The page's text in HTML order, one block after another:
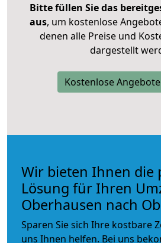
Bitte füllen Sie das
aus, um kostenlose
denen alle Preise und
dargestellt
Kostenlose
Wir bieten Ihnen die
Lösung für Ihren
Oberhausen nach
Sparen Sie sich Ihre kostbare
uns Ihnen helfen. Bei uns